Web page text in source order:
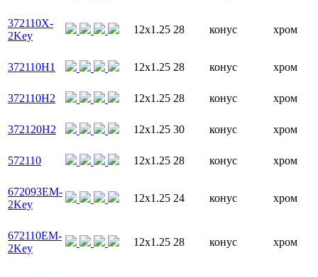
372110X-
2Key
12x1.25 28 конус хром
372110H1 12x1.25 28 конус хром
372110H2 12x1.25 28 конус хром
372120H2 12x1.25 30 конус хром
572110 12x1.25 28 конус хром
672093EM-
2Key
12x1.25 24 конус хром
672110EM-
2Key
12x1.25 28 конус хром